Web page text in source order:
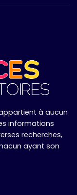
à aucun
informations
recherches,
ayant son